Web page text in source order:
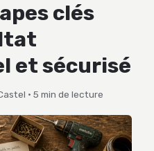
clés
et sécurisé
· 5 min de lecture